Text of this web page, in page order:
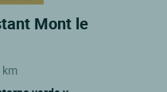
Mont le